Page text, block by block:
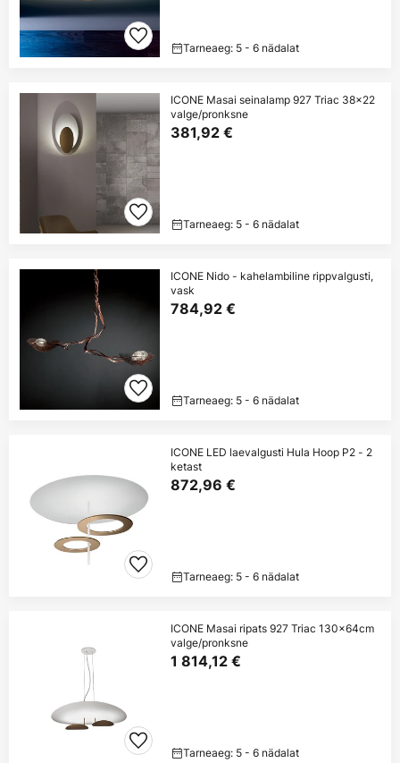
Tarneaeg: 5 - 6 nädalat
ICONE Masai seinalamp 927 Triac 38x22
valge/pronksne
381,92 €
Tarneaeg: 5 - 6 nädalat
ICONE Nido - kahelambiline rippvalgusti,
vask
784,92 €
Tarneaeg: 5 - 6 nädalat
ICONE LED laevalgusti Hula Hoop P2 - 2
ketast
872,96 €
Tarneaeg: 5 - 6 nädalat
ICONE Masai ripats 927 Triac 130x64cm
valge/pronksne
1 814,12 €
Tarneaeg: 5 - 6 nädalat